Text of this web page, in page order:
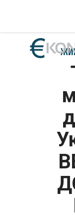
ЖИВОТ
МОЗАИК